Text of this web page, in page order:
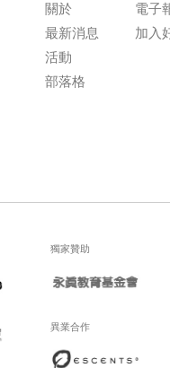
關於
最新消息
活動
部落格
電子
加入
獨家贊助
異業合作